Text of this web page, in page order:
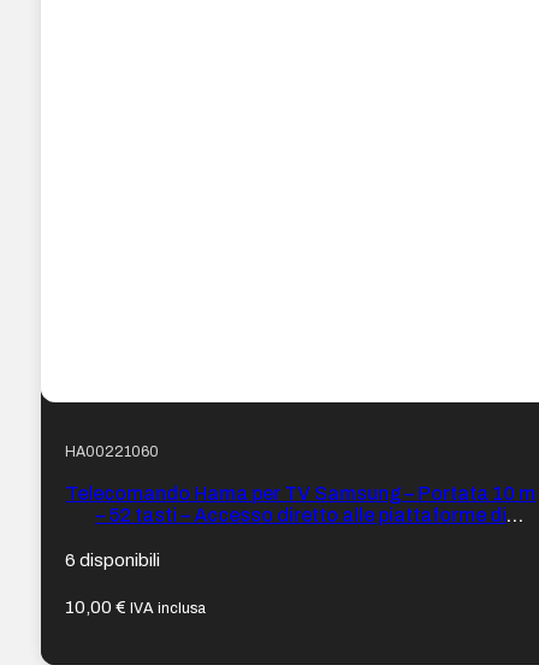
HA00221060
Telecomando Hama per TV Samsung – Portata 10 m
– 52 tasti – Accesso diretto alle piattaforme di
6 disponibili
10,00€ IVA inclusa